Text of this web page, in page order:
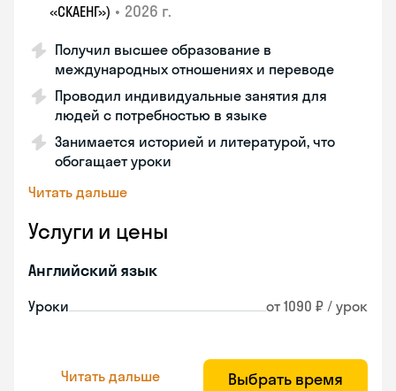
«СКАЕНГ») • 2026 г.
Получил высшее образование в
международных отношениях и переводе
Проводил индивидуальные занятия для
людей с потребностью в языке
Занимается историей и литературой, что
обогащает уроки
Читать дальше
Услуги и цены
Английский язык
Уроки от 1090 ₽ / урок
Читать дальше Выбрать время